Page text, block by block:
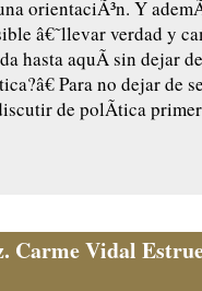
orientaciÃ³n. Y
â€˜llevar verdad y
hasta aquÃ­ sin dejar
Para no dejar de
de polÃ­tica
Carme Vidal